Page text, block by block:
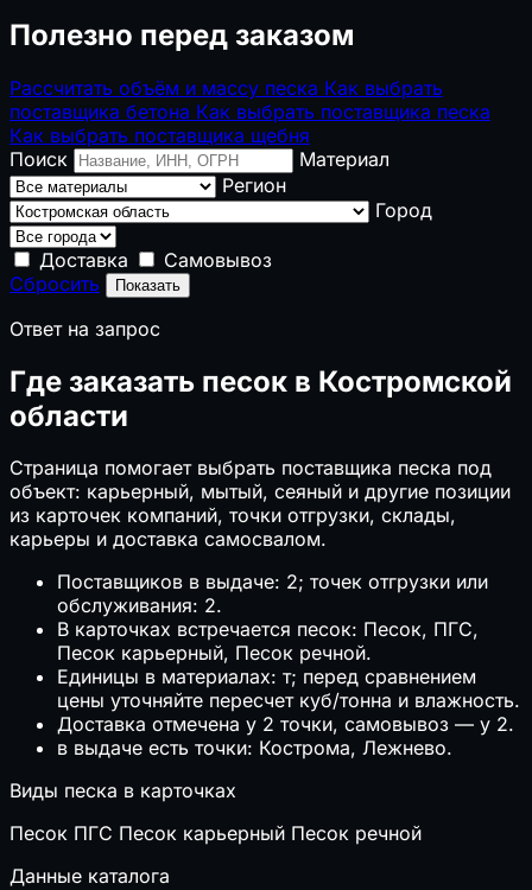
Полезно перед заказом
Рассчитать объём и массу песка Как выбрать
поставщика бетона Как выбрать поставщика песка
Как выбрать поставщика щебня
Поиск
Материал
Регион
Город
Доставка
Самовывоз
Сбросить
Показать
Ответ на запрос
Где заказать песок в Костромской
области
Страница помогает выбрать поставщика песка под
объект: карьерный, мытый, сеяный и другие позиции
из карточек компаний, точки отгрузки, склады,
карьеры и доставка самосвалом.
Поставщиков в выдаче: 2; точек отгрузки или
обслуживания: 2.
В карточках встречается песок: Песок, ПГС,
Песок карьерный, Песок речной.
Единицы в материалах: т; перед сравнением
цены уточняйте пересчет куб/тонна и влажность.
Доставка отмечена у 2 точки, самовывоз — у 2.
в выдаче есть точки: Кострома, Лежнево.
Виды песка в карточках
Песок ПГС Песок карьерный Песок речной
Данные каталога